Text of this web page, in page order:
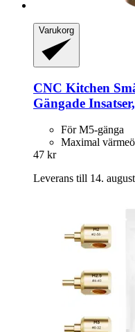
Varukorg
CNC Kitchen
Gängade
För M5-gänga
Maximal
47 kr
Leverans till 14.